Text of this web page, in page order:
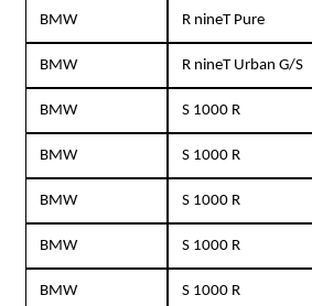
BMW R nineT Pure
BMW R nineT Urban G/S
BMW S 1000 R
BMW S 1000 R
BMW S 1000 R
BMW S 1000 R
BMW S 1000 R